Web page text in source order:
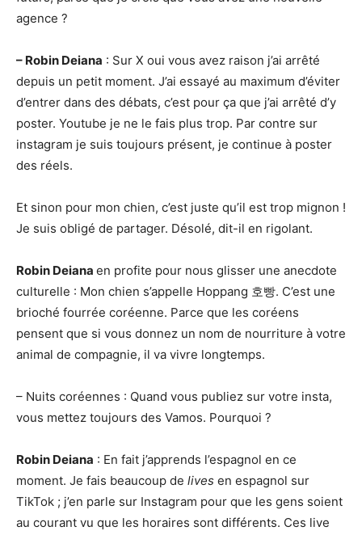
agence ?
– Robin Deiana : Sur X oui vous avez raison j’ai arrêté
depuis un petit moment. J’ai essayé au maximum d’éviter
d’entrer dans des débats, c’est pour ça que j’ai arrêté d’y
poster. Youtube je ne le fais plus trop. Par contre sur
instagram je suis toujours présent, je continue à poster
des réels.
Et sinon pour mon chien, c’est juste qu’il est trop mignon !
Je suis obligé de partager. Désolé, dit-il en rigolant.
Robin Deiana en profite pour nous glisser une anecdote
culturelle : Mon chien s’appelle Hoppang 호빵. C’est une
brioché fourrée coréenne. Parce que les coréens
pensent que si vous donnez un nom de nourriture à votre
animal de compagnie, il va vivre longtemps.
– Nuits coréennes : Quand vous publiez sur votre insta,
vous mettez toujours des Vamos. Pourquoi ?
Robin Deiana : En fait j’apprends l’espagnol en ce
moment. Je fais beaucoup de lives en espagnol sur
TikTok ; j’en parle sur Instagram pour que les gens soient
au courant vu que les horaires sont différents. Ces live